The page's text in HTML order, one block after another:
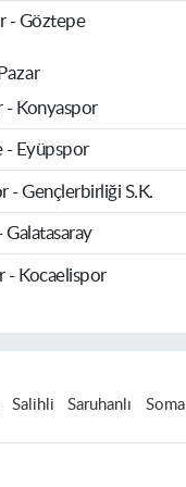
- Göztepe
- Konyaspor
- Eyüpspor
- Gençlerbirliği S.K.
Galatasaray
- Kocaelispor
Salihli Saruhanlı Soma